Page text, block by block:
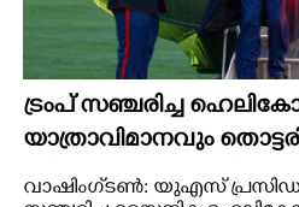
ട്രംപ് സഞ്ചരിച്ച
യാത്രാവിമാനവും
ഒഴിവായത്
വാഷിംഗ്‌ടൺ: യുഎസ്